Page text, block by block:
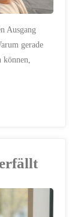
Ausgang
gerade